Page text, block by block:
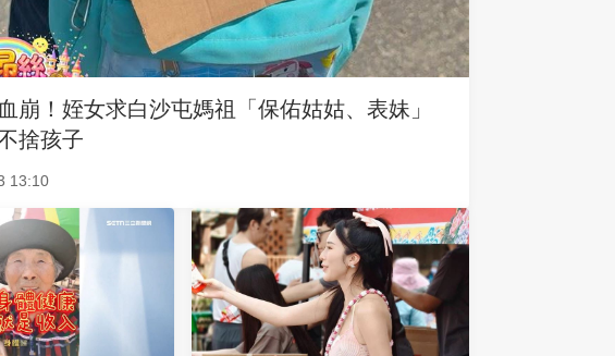
崩！姪女求白沙屯媽祖「保佑姑姑、表妹」
捨孩子
13:10